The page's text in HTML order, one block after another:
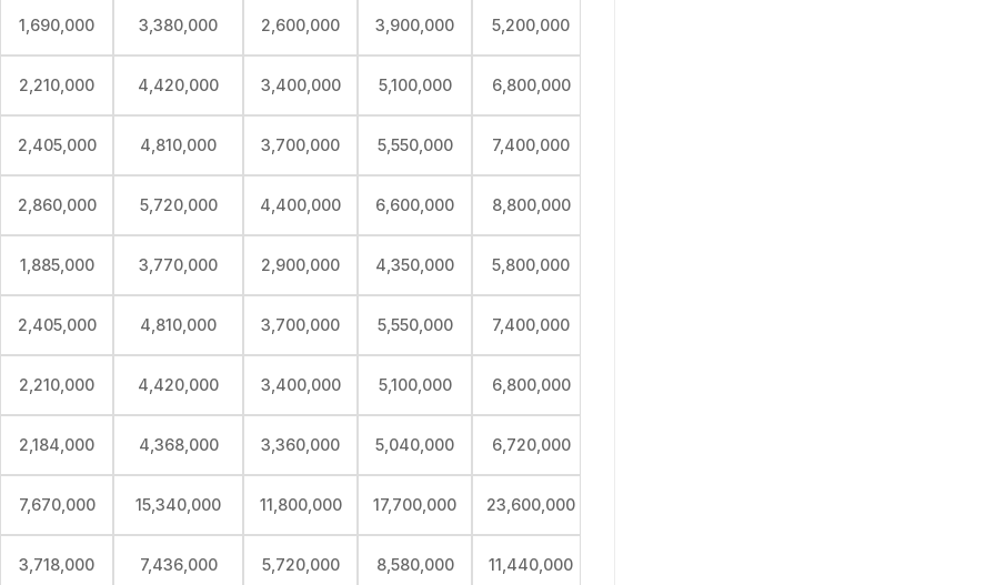
1,690,000 3,380,000 2,600,000 3,900,000 5,200,000
2,210,000 4,420,000 3,400,000 5,100,000 6,800,000
2,405,000 4,810,000 3,700,000 5,550,000 7,400,000
2,860,000 5,720,000 4,400,000 6,600,000 8,800,000
1,885,000 3,770,000 2,900,000 4,350,000 5,800,000
2,405,000 4,810,000 3,700,000 5,550,000 7,400,000
2,210,000 4,420,000 3,400,000 5,100,000 6,800,000
2,184,000 4,368,000 3,360,000 5,040,000 6,720,000
7,670,000 15,340,000 11,800,000 17,700,000 23,600,000
3,718,000 7,436,000 5,720,000 8,580,000 11,440,000